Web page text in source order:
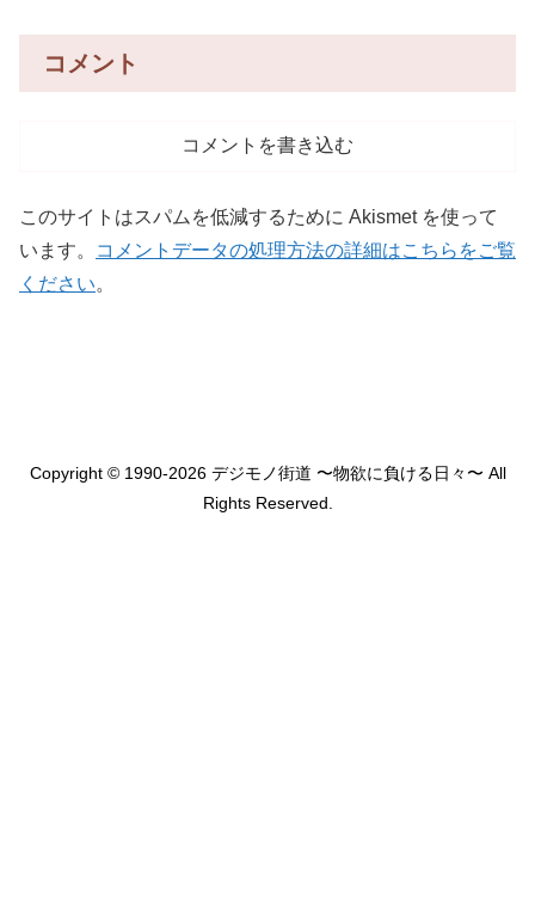
コメント
コメントを書き込む
このサイトはスパムを低減するために Akismet を使って
います。
コメントデータの処理方法の詳細はこちらをご覧
ください。
Copyright © 1990-2026 デジモノ街道 〜物欲に負ける日々〜 All
Rights Reserved.